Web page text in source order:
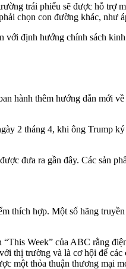
trái phiếu sẽ được hỗ trợ
chọn con đường khác, như
định hướng chính sách
hành thêm hướng dẫn mới
2 tháng 4, khi ông Trump
đưa ra gần đây. Các sản
thích hợp. Một số hãng
Week” của ABC rằng
thị trường và là cơ hội để
một thỏa thuận thương mại